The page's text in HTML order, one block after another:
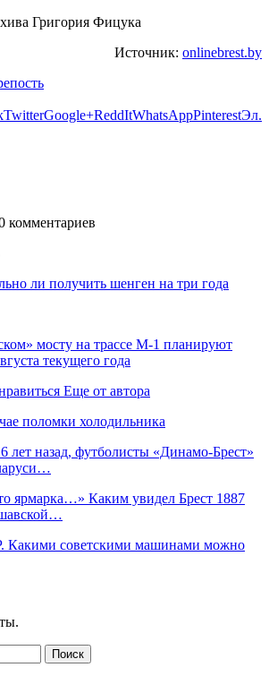
Григория Фицука
Источник: onlinebrest.by
TwitterGoogle+ReddItWhatsAppPinterestЭл.
комментариев
ли получить шенген на три года
мосту на трассе М-1 планируют
текущего года
Еще от автора
поломки холодильника
лет назад, футболисты «Динамо-Брест»
ярмарка…» Каким увидел Брест 1887
Какими советскими машинами можно